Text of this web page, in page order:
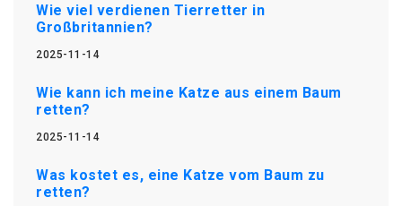
Wie viel verdienen Tierretter in
Großbritannien?
2025-11-14
Wie kann ich meine Katze aus einem Baum
retten?
2025-11-14
Was kostet es, eine Katze vom Baum zu
retten?